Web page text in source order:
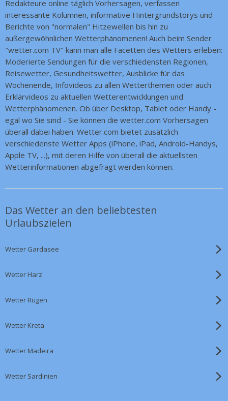
Redakteure online täglich Vorhersagen, verfassen
interessante Kolumnen, informative Hintergrundstorys und
Berichte von "normalen" Hitzewellen bis hin zu
außergewöhnlichen Wetterphänomenen! Auch beim Sender
"wetter.com TV" kann man alle Facetten des Wetters erleben:
Moderierte Sendungen für die verschiedensten Regionen,
Reisewetter, Gesundheitswetter, Ausblicke für das
Wochenende, Infovideos zu allen Wetterthemen oder auch
Erklärvideos zu aktuellen Wetterentwicklungen und
Wetterphänomenen. Ob über Desktop, Tablet oder Handy -
egal wo Sie sind - Sie können die wetter.com Vorhersagen
überall dabei haben. Wetter.com bietet zusätzlich
verschiedenste Wetter Apps (iPhone, iPad, Android-Handys,
Apple TV, ...), mit deren Hilfe von überall die aktuellsten
Wetterinformationen abgefragt werden können.
Das Wetter an den beliebtesten
Urlaubszielen
Wetter Gardasee
Wetter Harz
Wetter Rügen
Wetter Kreta
Wetter Madeira
Wetter Sardinien